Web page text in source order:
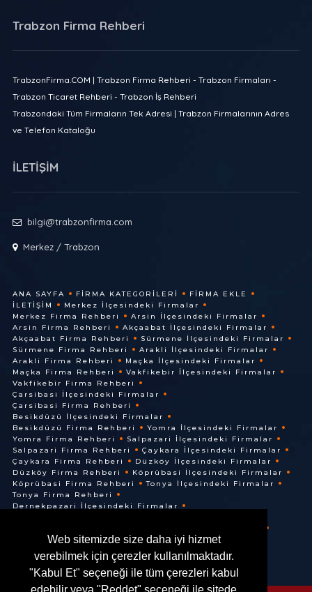
Web sitemizde size daha iyi hizmet
verebilmek için çerezler kullanılmaktadır.
"Kabul Et" seçeneği ile tüm çerezleri kabul
Trabzon Firma Rehberi
TrabzonFirma.COM | Trabzon Firma Rehberi - Trabzon Firmaları -
Trabzon Ticaret Rehberi - Trabzon İş Rehberi
Trabzondaki Tüm Firmaların Tek Adresi | Trabzon Firmalarının Adres
ve Telefon Kataloğu
İLETİŞİM
bilgi@trabzonfirma.com
Merkez / Trabzon
ANA SAYFA FIRMA KATEGORILERI
FIRMA EKLE
İLETIŞIM
Merkez İlçesindeki Firmalar
Merkez Firma Rehberi
Arsin İlçesindeki Firmalar
Arsin Firma Rehberi
Akçaabat İlçesindeki Firmalar
Akçaabat Firma Rehberi
Sürmene İlçesindeki Firmalar
Sürmene Firma Rehberi
Arakli İlçesindeki Firmalar
Arakli Firma Rehberi
Maçka İlçesindeki Firmalar
Maçka Firma Rehberi
Vakfikebir İlçesindeki Firmalar
Vakfikebir Firma Rehberi
Çarsibasi İlçesindeki Firmalar
Çarsibasi Firma Rehberi
Besikdüzü İlçesindeki Firmalar
Besikdüzü Firma Rehberi
Yomra İlçesindeki Firmalar
Yomra Firma Rehberi
Salpazari İlçesindeki Firmalar
Salpazari Firma Rehberi
Çaykara İlçesindeki Firmalar
Çaykara Firma Rehberi
Düzköy İlçesindeki Firmalar
Düzköy Firma Rehberi
Köprübasi İlçesindeki Firmalar
Köprübasi Firma Rehberi
Tonya İlçesindeki Firmalar
Tonya Firma Rehberi
Dernekpazari İlçesindeki Firmalar
Of İlçesindeki Firmalar
Of Firma Rehberi